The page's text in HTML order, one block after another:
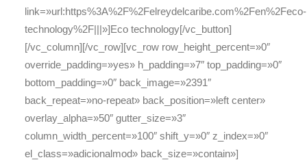
link=»url:https%3A%2F%2Felreydelcaribe.com%2Fen%2Feco-
technology%2F|||»]Eco technology[/vc_button]
[/vc_column][/vc_row][vc_row row_height_percent=»0″
override_padding=»yes» h_padding=»7″ top_padding=»0″
bottom_padding=»0″ back_image=»2391″
back_repeat=»no-repeat» back_position=»left center»
overlay_alpha=»50″ gutter_size=»3″
column_width_percent=»100″ shift_y=»0″ z_index=»0″
el_class=»adicionalmod» back_size=»contain»]